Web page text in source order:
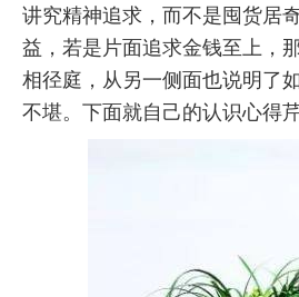
讲究精神追求，而不是囤货居
益，若是片面追求金钱至上，
相径庭，从另一侧面也说明了
不堪。下面就自己的认识心得